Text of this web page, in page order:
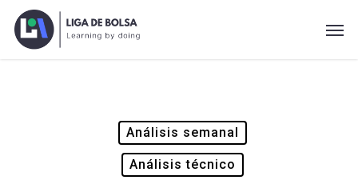
Skip
Análisis semanal
Análisis técnico